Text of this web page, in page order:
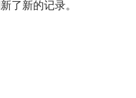
了新的记录。